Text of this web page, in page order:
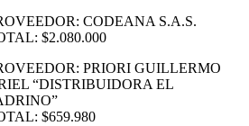
CODEANA S.A.S.
$2.080.000
PRIORI GUILLERMO
“DISTRIBUIDORA EL
$659.980